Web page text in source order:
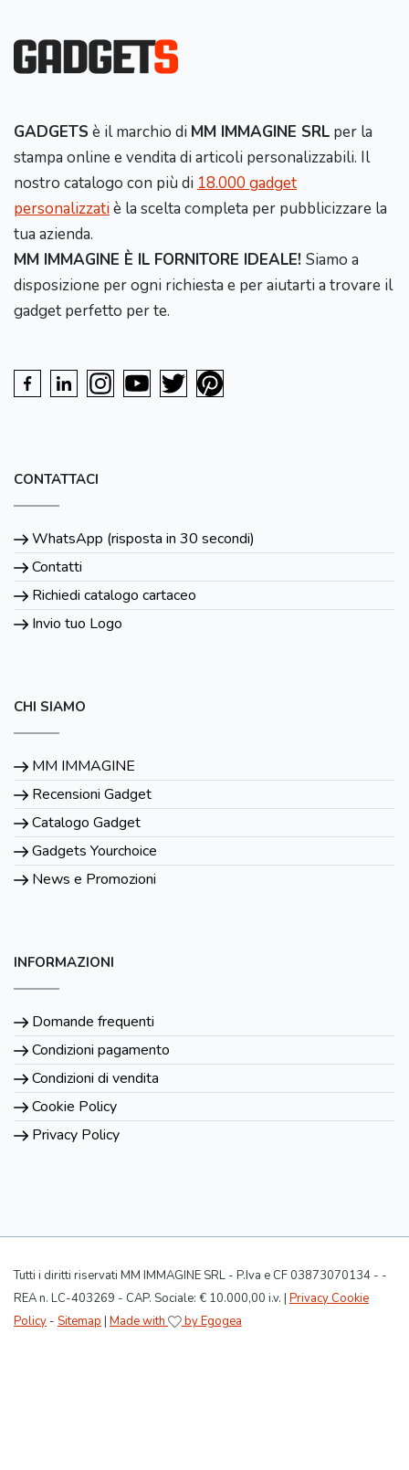
GADGETS è il marchio di MM IMMAGINE SRL per la
stampa online e vendita di articoli personalizzabili. Il
nostro catalogo con più di 18.000 gadget
personalizzatiè la scelta completa per pubblicizzare la
tua azienda.
MM IMMAGINE È IL FORNITORE IDEALE! Siamo a
disposizione per ogni richiesta e per aiutarti a trovare il
gadget perfetto per te.
CONTATTACI
WhatsApp (risposta in 30 secondi)
Contatti
Richiedi catalogo cartaceo
Invio tuo Logo
CHI SIAMO
MM IMMAGINE
Recensioni Gadget
Catalogo Gadget
Gadgets Yourchoice
News e Promozioni
INFORMAZIONI
Domande frequenti
Condizioni pagamento
Condizioni di vendita
Cookie Policy
Privacy Policy
Tutti i diritti riservati MM IMMAGINE SRL - P.Iva e CF 03873070134 - -
REA n. LC-403269 - CAP. Sociale: € 10.000,00 i.v. | Privacy Cookie
Policy - Sitemap | Made with by Egogea